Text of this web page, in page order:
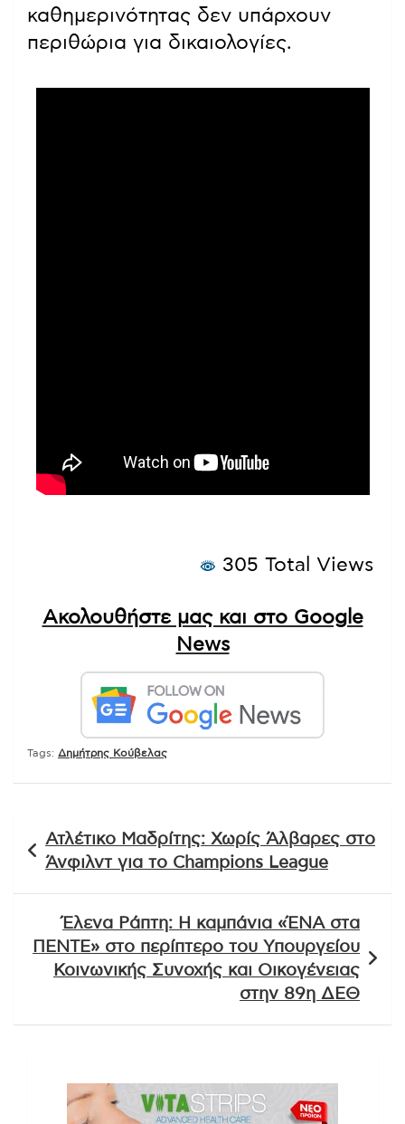
καθημερινότητας δεν υπάρχουν
περιθώρια για δικαιολογίες.
305 Total Views
Ακολουθήστε μας και στο Google
News
Tags: Δημήτρης Κούβελας
άρθρων
Ατλέτικο Μαδρίτης: Χωρίς Άλβαρες στο
Άνφιλντ για το Champions League
Έλενα Ράπτη: Η καμπάνια «ΈΝΑ στα
ΠΕΝΤΕ» στο περίπτερο του Υπουργείου
Κοινωνικής Συνοχής και Οικογένειας
στην 89η ΔΕΘ